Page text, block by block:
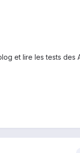
et lire les tests des